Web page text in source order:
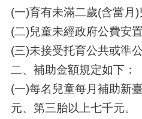
(一)育有未滿二歲(含當月)
(二)兒童未經政府公費安置
(三)未接受托育公共或準
二、補助金額規定如下：
(一)每名兒童每月補助新
元、第三胎以上七千元。